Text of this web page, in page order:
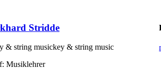
Stridde
key & string music
Musiklehrer